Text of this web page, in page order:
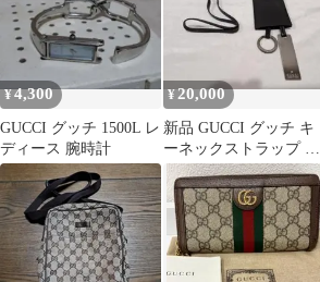
¥4,300
GUCCI グッチ 1500L レ
ディース 腕時計
¥20,000
新品 GUCCI グッチ キ
ーネックストラップ キ
ーリング ストラップ